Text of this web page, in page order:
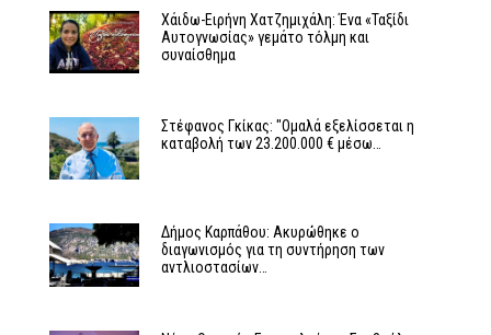
Χάιδω-Ειρήνη Χατζημιχάλη: Ένα «Ταξίδι
Αυτογνωσίας» γεμάτο τόλμη και
συναίσθημα
Στέφανος Γκίκας: "Ομαλά εξελίσσεται η
καταβολή των 23.200.000 € μέσω…
Δήμος Καρπάθου: Ακυρώθηκε ο
διαγωνισμός για τη συντήρηση των
αντλιοστασίων…